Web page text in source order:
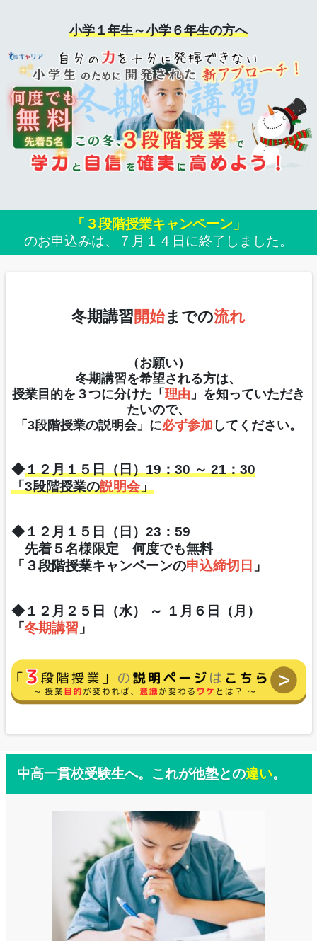
小学１年生～小学６年生の方へ
「３段階授業キャンペーン」
のお申込みは、７月１４日に終了しました。
冬期講習開始までの流れ
（お願い）
冬期講習を希望される方は、
授業目的を３つに分けた「 理由 」を知っていただき
たいので、
「 3段階授業の説明会」に必ず参加 してください。
◆１２月１５日（日）19：30 ～ 21：30
「3段階授業の説明会」
◆１２月１５日（日）23：59
先着５名様限定 何度でも無料
「３段階授業キャンペーンの申込締切日 」
◆１２月２５日（水） ～ １月６日（月）
「 冬期講習 」
中高一貫校受験生へ。これが他塾との違い。